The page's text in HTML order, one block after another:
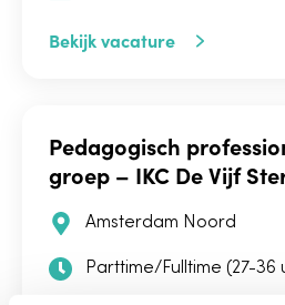
Bekijk vacature
Pedagogisch
groep – IKC De Vijf
Amsterdam Noord
Parttime/Fulltime (27-36